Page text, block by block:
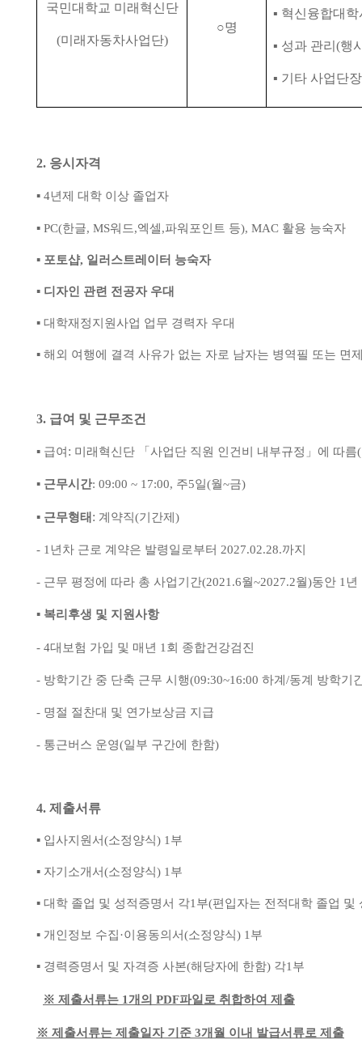
국민대학교 미래혁신단
(미래자동차사업단)
○명
▪ 혁신융합대
▪ 성과 관리 (행
▪ 기타 사업단
2. 응시자격
▪ 4년제 대학 이상 졸업자
▪ PC(한글, MS워드,엑셀,파워포인트 등), MAC 활용 능숙자
▪ 포토샵, 일러스트레이터 능숙자
▪ 디자인 관련 전공자 우대
▪ 대학재정지원사업 업무 경력자 우대
▪ 해외 여행에 결격 사유가 없는 자로 남자는 병역필 또는 면
3. 급여 및 근무조건
▪ 급여 : 미래혁신단 「 사업단 직원 인건비 내부규정 」 에 따름(
▪ 근무시간: 09:00 ~ 17:00, 주5일(월~금)
▪ 근무형태 : 계약직(기간제 )
- 1년차 근로 계약은 발령일로부터 2027.02.28.까지
- 근무 평정에 따라 총 사업기간(2021.6월~2027.2월)동안 1년
▪ 복리후생 및 지원사항
- 4대보험 가입 및 매년 1회 종합건강검진
- 방학기간 중 단축 근무 시행(09:30~16:00 하계 /동계 방학기
- 명절 절찬대 및 연가보상금 지급
- 통근버스 운영(일부 구간에 한함)
4. 제출서류
▪ 입사지원서(소정양식) 1부
▪ 자기소개서(소정양식) 1부
▪ 대학 졸업 및 성적증명서 각1부(편입자는 전적대학 졸업 및
▪ 개인정보 수집·이용동의서(소정양식) 1부
▪ 경력증명서 및 자격증 사본(해당자에 한함) 각1부
※ 제출서류는 1개의 PDF파일로 취합하여 제출
※ 제출서류는 제출일자 기준 3개월 이내 발급서류로 제출